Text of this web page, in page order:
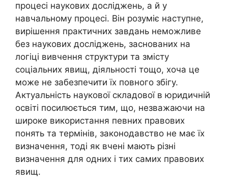
процесі наукових досліджень, а й у
навчальному процесі. Він розуміє наступне,
вирішення практичних завдань неможливе
без наукових досліджень, заснованих на
логіці вивчення структури та змісту
соціальних явищ, діяльності тощо, хоча це
може не забезпечити їх повного збігу.
Актуальність наукової складової в юридичній
освіті посилюється тим, що, незважаючи на
широке використання певних правових
понять та термінів, законодавство не має їх
визначення, тоді як вчені мають різні
визначення для одних і тих самих правових
явищ.